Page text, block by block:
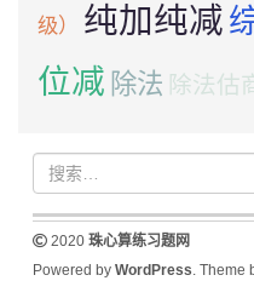
级） 纯加纯减
位减 除法 除法估
2020 珠心算练习题网
Powered by WordPress. Theme